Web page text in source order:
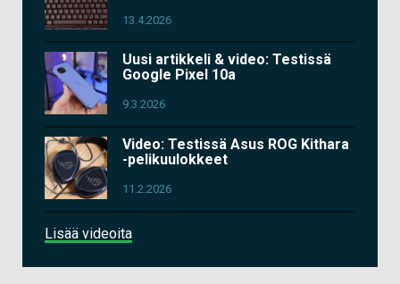
13.4.2026
Uusi artikkeli & video: Testissä
Google Pixel 10a
9.3.2026
Video: Testissä Asus ROG Kithara
-pelikuulokkeet
11.2.2026
Lisää videoita